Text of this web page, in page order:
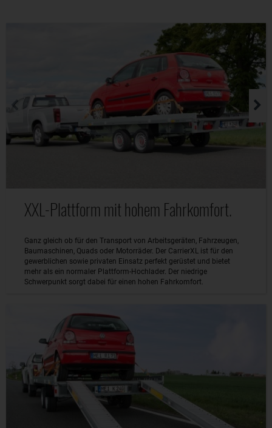
XXL-Plattform mit hohem Fahrkomfort.
Ganz gleich ob für den Transport von Arbeitsgeräten, Fahrzeugen,
Baumaschinen, Quads oder Motorräder. Der CarrierXL ist für den
gewerblichen sowie privaten Einsatz perfekt gerüstet und bietet
mehr als ein normaler Plattform-Hochlader. Der niedrige
Schwerpunkt sorgt dabei für einen hohen Fahrkomfort.